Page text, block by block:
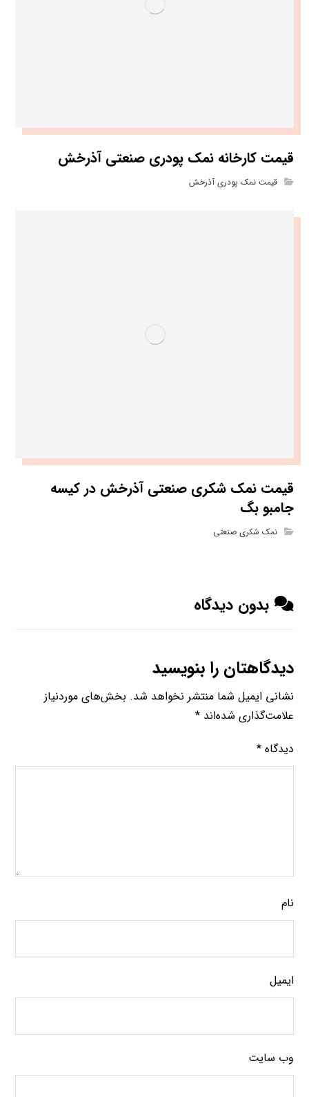
قیمت کارخانه نمک پودری صنعتی آذرخش
قیمت نمک پودری آذرخش
قیمت نمک شکری صنعتی آذرخش در کیسه
جامبو بگ
نمک شکری صنعتی
بدون دیدگاه
دیدگاهتان را بنویسید
نشانی ایمیل شما منتشر نخواهد شد. بخش‌های موردنیاز
علامت‌گذاری شده‌اند*
دیدگاه*
نام
ایمیل
وب‌ سایت